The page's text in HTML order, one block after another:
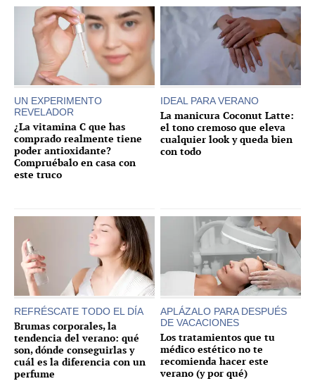
UN EXPERIMENTO
REVELADOR
¿La vitamina C que has
comprado realmente tiene
poder antioxidante?
Compruébalo en casa con
este truco
IDEAL PARA VERANO
La manicura Coconut Latte:
el tono cremoso que eleva
cualquier look y queda bien
con todo
REFRÉSCATE TODO EL DÍA
Brumas corporales, la
tendencia del verano: qué
son, dónde conseguirlas y
cuál es la diferencia con un
perfume
APLÁZALO PARA DESPUÉS
DE VACACIONES
Los tratamientos que tu
médico estético no te
recomienda hacer este
verano (y por qué)